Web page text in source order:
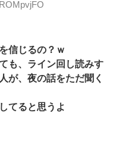
信じるの？ｗ
も、ライン回し読みす
が、夜の話をただ聞く
てると思うよ